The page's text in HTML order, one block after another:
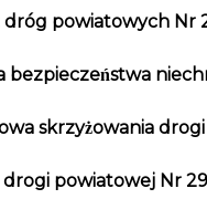
powiatowych Nr
bezpieczeństwa
skrzyżowania
powiatowej Nr